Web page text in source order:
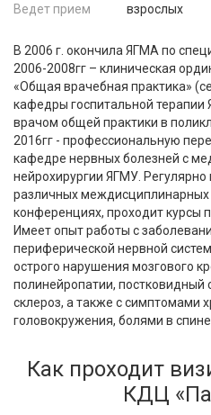
Ведет прием
взрослых
В 2006 г. окончила ЯГМА по
2006-2008гг – клиническая
«Общая врачебная практика»
кафедры госпитальной терапии
врачом общей практики в
2016гг - профессиональную
кафедре нервных болезней с
нейрохирургии ЯГМУ. Регулярно
различных междисциплинарных
конференциях, проходит курсы
Имеет опыт работы с
периферической нервной
острого нарушения мозгового
полинейропатии, постковидный
склероз, а также с симптомами
головокружения, болями в спине.
Как проходит
КДЦ